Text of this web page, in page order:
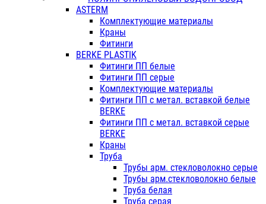
ASTERM
Комплектующие материалы
Краны
Фитинги
BERKE PLASTIK
Фитинги ПП белые
Фитинги ПП серые
Комплектующие материалы
Фитинги ПП с метал. вставкой белые
BERKE
Фитинги ПП с метал. вставкой серые
BERKE
Краны
Труба
Трубы арм. стекловолокно серые
Трубы арм.стекловолокно белые
Труба белая
Труба серая